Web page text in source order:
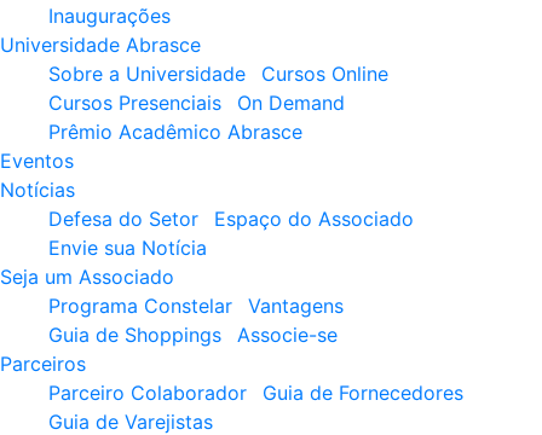
Inaugurações
Universidade Abrasce
Sobre a Universidade
Cursos Online
Cursos Presenciais
On Demand
Prêmio Acadêmico Abrasce
Eventos
Notícias
Defesa do Setor
Espaço do Associado
Envie sua Notícia
Seja um Associado
Programa Constelar
Vantagens
Guia de Shoppings
Associe-se
Parceiros
Parceiro Colaborador
Guia de Fornecedores
Guia de Varejistas